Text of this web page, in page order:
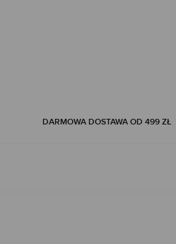
DARMOWA DOSTAWA OD 499 ZŁ